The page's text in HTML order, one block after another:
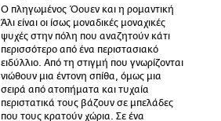
Ο πληγωμένος Όουεν και η ρομαντική
Άλι είναι οι ίσως μοναδικές μοναχικές
ψυχές στην πόλη που αναζητούν κάτι
περισσότερο από ένα περιστασιακό
ειδύλλιο. Από τη στιγμή που γνωρίζονται
νιώθουν μια έντονη σπίθα, όμως μια
σειρά από ατοπήματα και τυχαία
περιστατικά τους βάζουν σε μπελάδες
που τους κρατούν χώρια. Σε ένα